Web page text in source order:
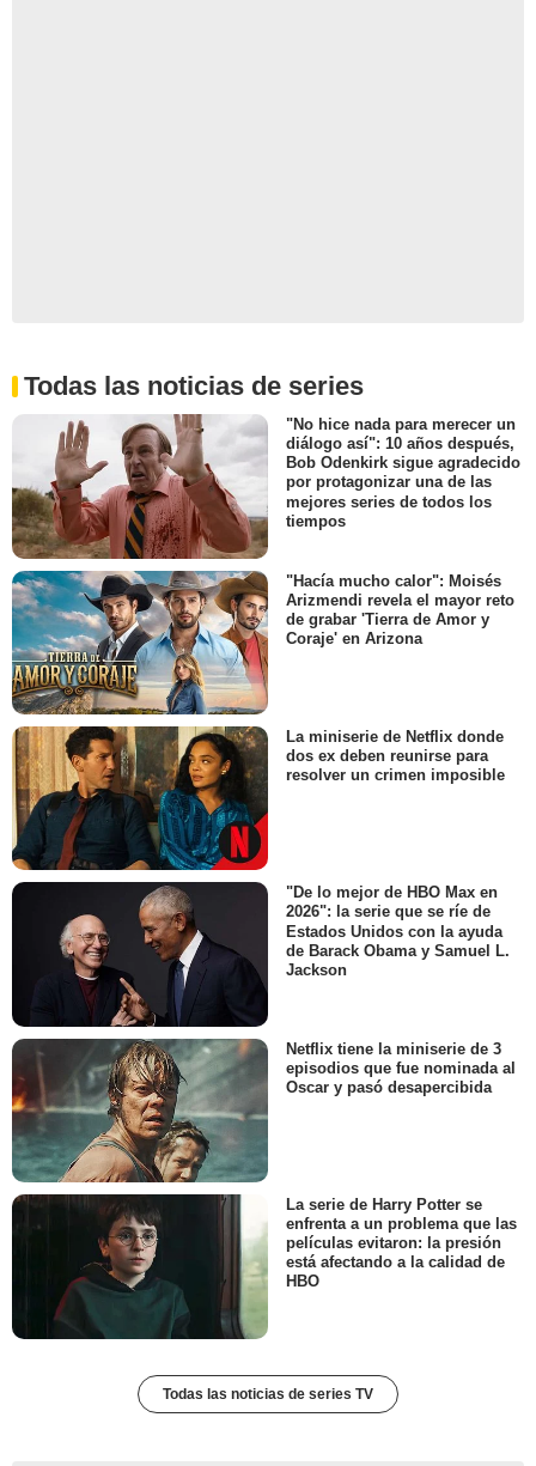
Todas las noticias de series
"No hice nada para merecer un
diálogo así": 10 años después,
Bob Odenkirk sigue agradecido
por protagonizar una de las
mejores series de todos los
tiempos
"Hacía mucho calor": Moisés
Arizmendi revela el mayor reto
de grabar 'Tierra de Amor y
Coraje' en Arizona
La miniserie de Netflix donde
dos ex deben reunirse para
resolver un crimen imposible
"De lo mejor de HBO Max en
2026": la serie que se ríe de
Estados Unidos con la ayuda
de Barack Obama y Samuel L.
Jackson
Netflix tiene la miniserie de 3
episodios que fue nominada al
Oscar y pasó desapercibida
La serie de Harry Potter se
enfrenta a un problema que las
películas evitaron: la presión
está afectando a la calidad de
HBO
Todas las noticias de series TV